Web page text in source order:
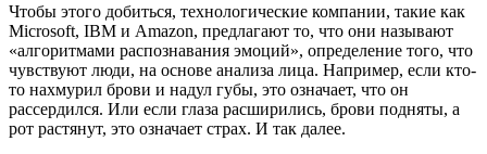
Чтобы этого добиться, технологические компании, такие как
Microsoft, IBM и Amazon, предлагают то, что они называют
«алгоритмами распознавания эмоций», определение того, что
чувствуют люди, на основе анализа лица. Например, если кто-
то нахмурил брови и надул губы, это означает, что он
рассердился. Или если глаза расширились, брови подняты, а
рот растянут, это означает страх. И так далее.